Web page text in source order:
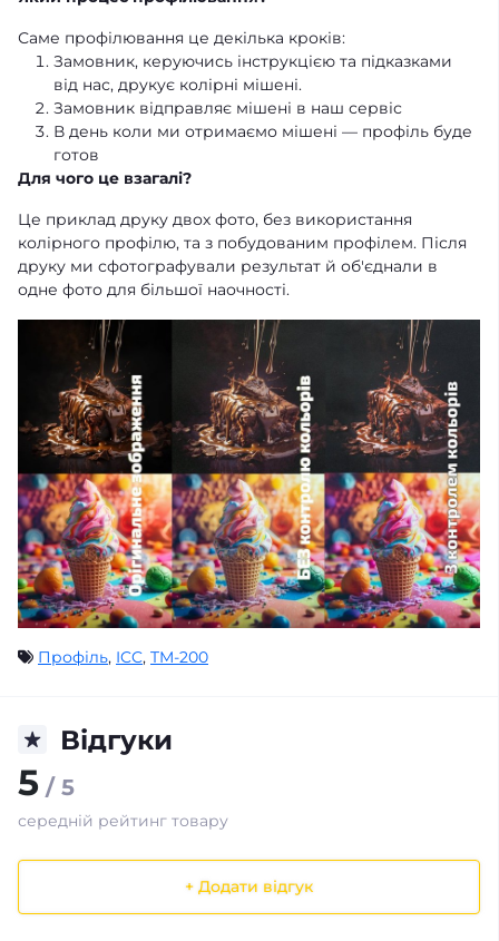
Саме профілювання це декілька кроків:
Замовник, керуючись інструкцією та підказками
від нас, друкує колірні мішені.
Замовник відправляє мішені в наш сервіс
В день коли ми отримаємо мішені — профіль буде
готов
Для чого це взагалі?
Це приклад друку двох фото, без використання
колірного профілю, та з побудованим профілем. Після
друку ми сфотографували результат й об'єднали в
одне фото для більшої наочності.
Профіль, ICC, TM-200
Відгуки
5 / 5
середній рейтинг товару
+ Додати відгук